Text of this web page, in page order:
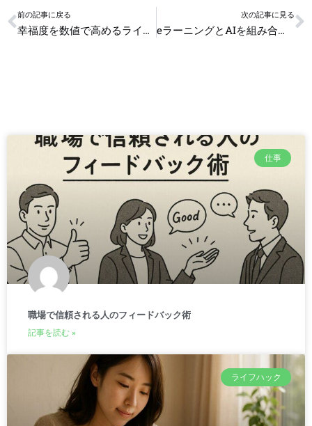
Prev
前の記事に戻る
幸福度を数値で高めるライフキャピタル思考
次の記事に見る
eラーニングとAIを組み合わせて社員教育の定着率を高める方法
仕事
職場で信頼される人のフィードバック術
記事を読む »
ライフハック